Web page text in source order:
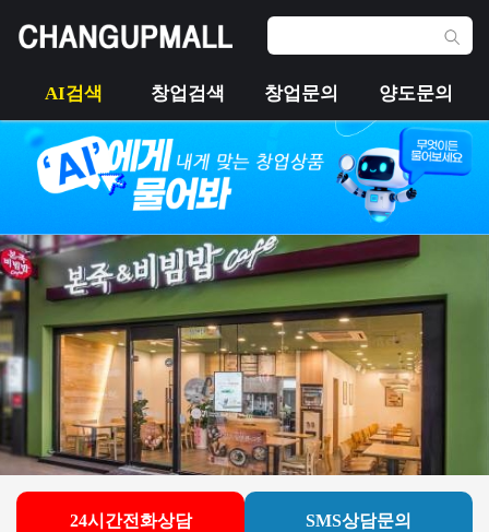
AI검색 창업검색 창업문의 양도문의
24시간전화상담 SMS상담문의